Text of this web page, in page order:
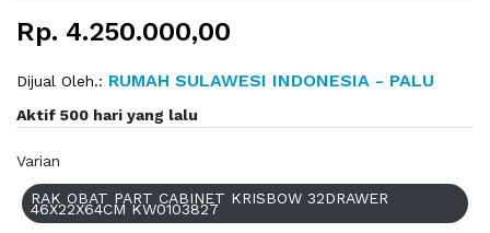
Rp. 4.250.000,00
Dijual Oleh.: RUMAH SULAWESI INDONESIA - PALU
Aktif 500 hari yang lalu
Varian
RAK OBAT PART CABINET KRISBOW 32DRAWER
46X22X64CM KW0103827